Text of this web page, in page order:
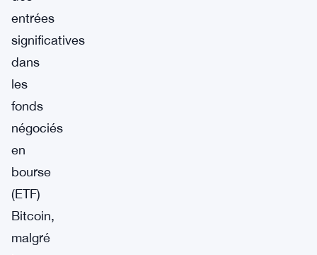
entrées
significatives
dans
les
fonds
négociés
en
bourse
(ETF)
Bitcoin,
malgré